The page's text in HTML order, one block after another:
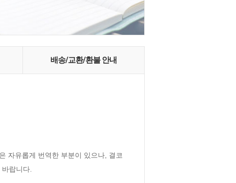
배송/교환/환불 안내
자유롭게 번역한 부분이 있으나, 결코
랍니다.